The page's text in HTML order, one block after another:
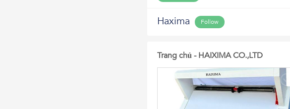
Haxima Follow
Trang chủ - HAIXIMA CO.,LTD